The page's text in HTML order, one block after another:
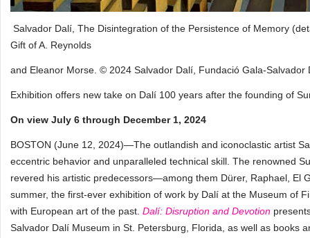
Salvador Dalí, The Disintegration of the Persistence of Memory
Gift of A. Reynolds
and Eleanor Morse. © 2024 Salvador Dalí, Fundació Gala-Salvador
Exhibition offers new take on Dalí 100 years after the founding of
On view July 6 through December 1, 2024
BOSTON (June 12, 2024)—The outlandish and iconoclastic artist
eccentric behavior and unparalleled technical skill. The renowned
revered his artistic predecessors—among them Dürer, Raphael, El
summer, the first-ever exhibition of work by Dalí at the Museum of
with European art of the past. Dalí: Disruption and Devotion
Salvador Dalí Museum in St. Petersburg, Florida, as well as books